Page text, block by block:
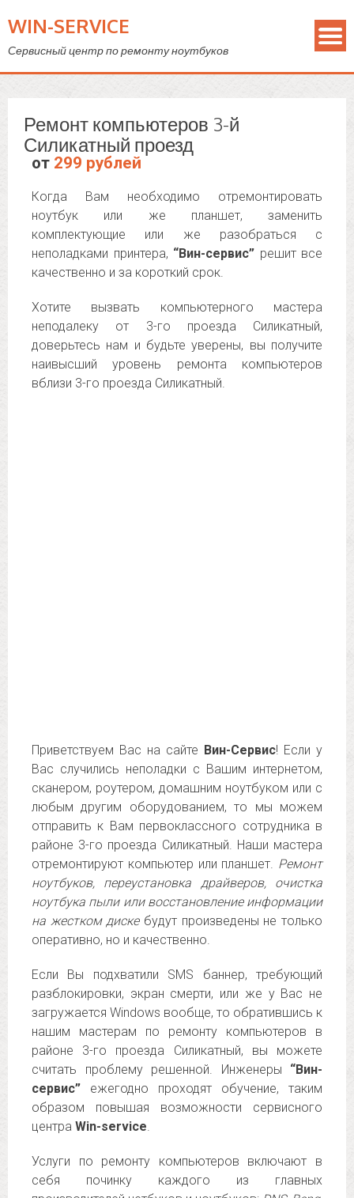
WIN-SERVICE
Сервисный центр по ремонту ноутбуков
Ремонт компьютеров 3-й
Силикатный проезд
от 299 рублей
Когда Вам необходимо отремонтировать
ноутбук или же планшет, заменить
комплектующие или же разобраться с
неполадками принтера, “Вин-сервис” решит все
качественно и за короткий срок.
Хотите вызвать компьютерного мастера
неподалеку от 3-го проезда Силикатный,
доверьтесь нам и будьте уверены, вы получите
наивысший уровень ремонта компьютеров
вблизи 3-го проезда Силикатный.
Приветствуем Вас на сайте Вин-Сервис! Если у
Вас случились неполадки с Вашим интернетом,
сканером, роутером, домашним ноутбуком или с
любым другим оборудованием, то мы можем
отправить к Вам первоклассного сотрудника в
районе 3-го проезда Силикатный. Наши мастера
отремонтируют компьютер или планшет. Ремонт
ноутбуков, переустановка драйверов, очистка
ноутбука пыли или восстановление информации
на жестком дискебудут произведены не только
оперативно, но и качественно.
Если Вы подхватили SMS баннер, требующий
разблокировки, экран смерти, или же у Вас не
загружается Windows вообще, то обратившись к
нашим мастерам по ремонту компьютеров в
районе 3-го проезда Силикатный, вы можете
считать проблему решенной. Инженеры “Вин-
сервис” ежегодно проходят обучение, таким
образом повышая возможности сервисного
центра Win-service.
Услуги по ремонту компьютеров включают в
себя починку каждого из главных